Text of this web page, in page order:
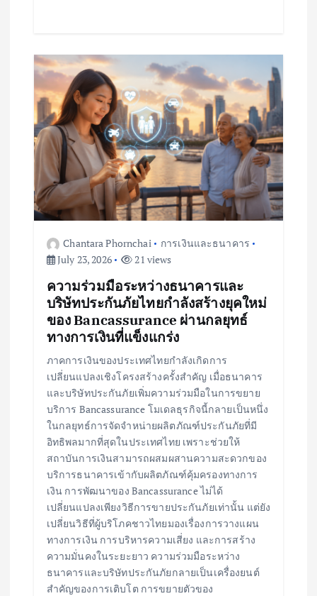
Chantara Phornchai
การเงินและธนาคาร
July 23, 2026
21 views
ความร่วมมือระหว่างธนาคารและ
บริษัทประกันภัยไทยกำลังสร้างยุคใหม่
ของ Bancassurance ผ่านกลยุทธ์
ทางการเงินที่แข็งแกร่ง
ภาคการเงินของประเทศไทยกำลังเกิดการ
เปลี่ยนแปลงเชิงโครงสร้างครั้งสำคัญ เมื่อธนาคาร
และบริษัทประกันภัยเพิ่มความร่วมมือในการขยาย
บริการ Bancassurance โมเดลธุรกิจนี้กลายเป็นหนึ่ง
ในกลยุทธ์การจัดจำหน่ายผลิตภัณฑ์ประกันภัยที่มี
อิทธิพลมากที่สุดในประเทศไทย เพราะช่วยให้
สถาบันการเงินสามารถผสมผสานความสะดวกของ
บริการธนาคารเข้ากับผลิตภัณฑ์คุ้มครองทางการ
เงิน การพัฒนาของ Bancassurance ไม่ได้
เปลี่ยนแปลงเพียงวิธีการขายประกันภัยเท่านั้น แต่ยัง
เปลี่ยนวิธีที่ผู้บริโภคชาวไทยมองเรื่องการวางแผน
ทางการเงิน การบริหารความเสี่ยง และการสร้าง
ความมั่นคงในระยะยาว ความร่วมมือระหว่าง
ธนาคารและบริษัทประกันภัยกลายเป็นเครื่องยนต์
สำคัญของการเติบโต การขยายตัวของ